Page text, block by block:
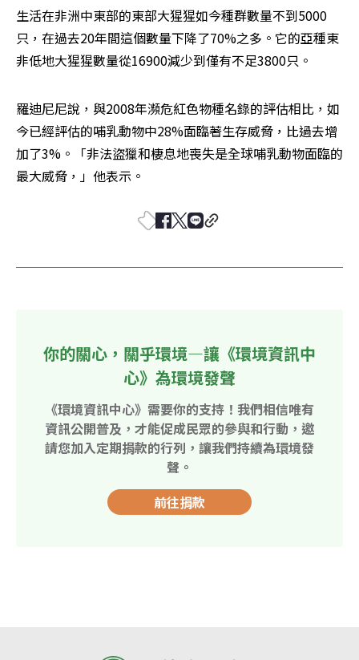
生活在非洲中東部的東部大猩猩如今種群數量不到5000
只，在過去20年間這個數量下降了70%之多。它的亞種東
非低地大猩猩數量從16900減少到僅有不足3800只。
羅迪尼尼說，與2008年瀕危紅色物種名錄的評估相比，如
今已經評估的哺乳動物中28%面臨著生存威脅，比過去增
加了3%。「非法盜獵和棲息地喪失是全球哺乳動物面臨的
最大威脅，」他表示。
你的關心，關乎環境—讓《環境資訊中
心》為環境發聲
《環境資訊中心》需要你的支持！我們相信唯有
資訊公開普及，才能促成民眾的參與和行動，邀
請您加入定期捐款的行列，讓我們持續為環境發
聲。
前往捐款